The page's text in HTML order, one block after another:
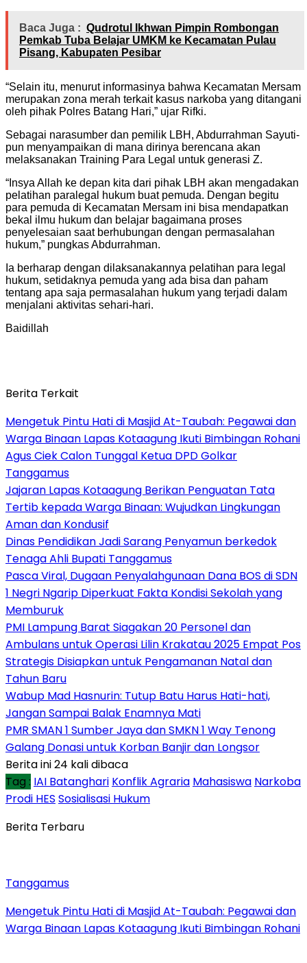
Baca Juga : Qudrotul Ikhwan Pimpin Rombongan
Pemkab Tuba Belajar UMKM ke Kecamatan Pulau
Pisang, Kabupaten Pesibar
“Selain itu, menurut informasinya bahwa Kecamatan Mersam
merupakan zona merah terkait kasus narkoba yang ditangani
oleh pihak Polres Batang Hari,” ujar Rifki.
Sebagai narasumber dan pemilik LBH, Abdurrahman Sayuti-
pun menyampaikan di mana dirinya berencana akan
melaksanakan Training Para Legal untuk generasi Z.
“Insya Allah ke depan kita dari pihak LBH akan mengadakan
pelatihan paralegal hukum buat pemuda. Dengan begitu
para pemuda di Kecamatan Mersam ini bisa mendapatkan
bekal ilmu hukum dan belajar bagaimana proses
penyelesaian saat berhubungan dengan permasalahan
hukum,” pungkas Abdurrahman.
Ia berharap dengan dilaksanakannya pelatihan para legal
hukum, setidaknya pemuda yang ada bisa dan paham
tentang apa saja permasalahan hukum yang terjadi dalam
menjalani aktivitas sehari-hari.
Baidillah
Berita Terkait
Mengetuk Pintu Hati di Masjid At-Taubah: Pegawai dan
Warga Binaan Lapas Kotaagung Ikuti Bimbingan Rohani
Agus Ciek Calon Tunggal Ketua DPD Golkar
Tanggamus
Jajaran Lapas Kotaagung Berikan Penguatan Tata
Tertib kepada Warga Binaan: Wujudkan Lingkungan
Aman dan Kondusif
Dinas Pendidikan Jadi Sarang Penyamun berkedok
Tenaga Ahli Bupati Tanggamus
Pasca Viral, Dugaan Penyalahgunaan Dana BOS di SDN
1 Negri Ngarip Diperkuat Fakta Kondisi Sekolah yang
Memburuk
PMI Lampung Barat Siagakan 20 Personel dan
Ambulans untuk Operasi Lilin Krakatau 2025 Empat Pos
Strategis Disiapkan untuk Pengamanan Natal dan
Tahun Baru
Wabup Mad Hasnurin: Tutup Batu Harus Hati-hati,
Jangan Sampai Balak Enamnya Mati
PMR SMAN 1 Sumber Jaya dan SMKN 1 Way Tenong
Galang Donasi untuk Korban Banjir dan Longsor
Berita ini 24 kali dibaca
Tag : IAI Batanghari Konflik Agraria Mahasiswa Narkoba
Prodi HES Sosialisasi Hukum
Berita Terbaru
Tanggamus
Mengetuk Pintu Hati di Masjid At-Taubah: Pegawai dan
Warga Binaan Lapas Kotaagung Ikuti Bimbingan Rohani